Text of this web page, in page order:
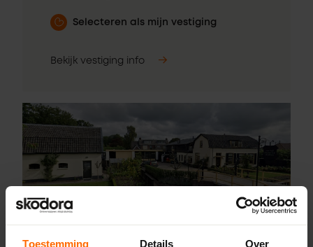
Toestemming Details Over
Selecteren als mijn vestiging
Bekijk vestiging info